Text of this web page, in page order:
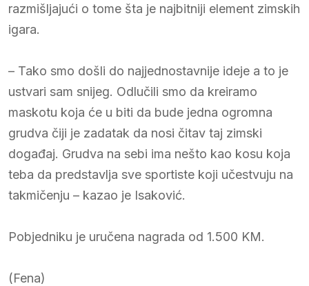
razmišljajući o tome šta je najbitniji element zimskih
igara.
– Tako smo došli do najjednostavnije ideje a to je
ustvari sam snijeg. Odlučili smo da kreiramo
maskotu koja će u biti da bude jedna ogromna
grudva čiji je zadatak da nosi čitav taj zimski
događaj. Grudva na sebi ima nešto kao kosu koja
teba da predstavlja sve sportiste koji učestvuju na
takmičenju – kazao je Isaković.
Pobjedniku je uručena nagrada od 1.500 KM.
(Fena)